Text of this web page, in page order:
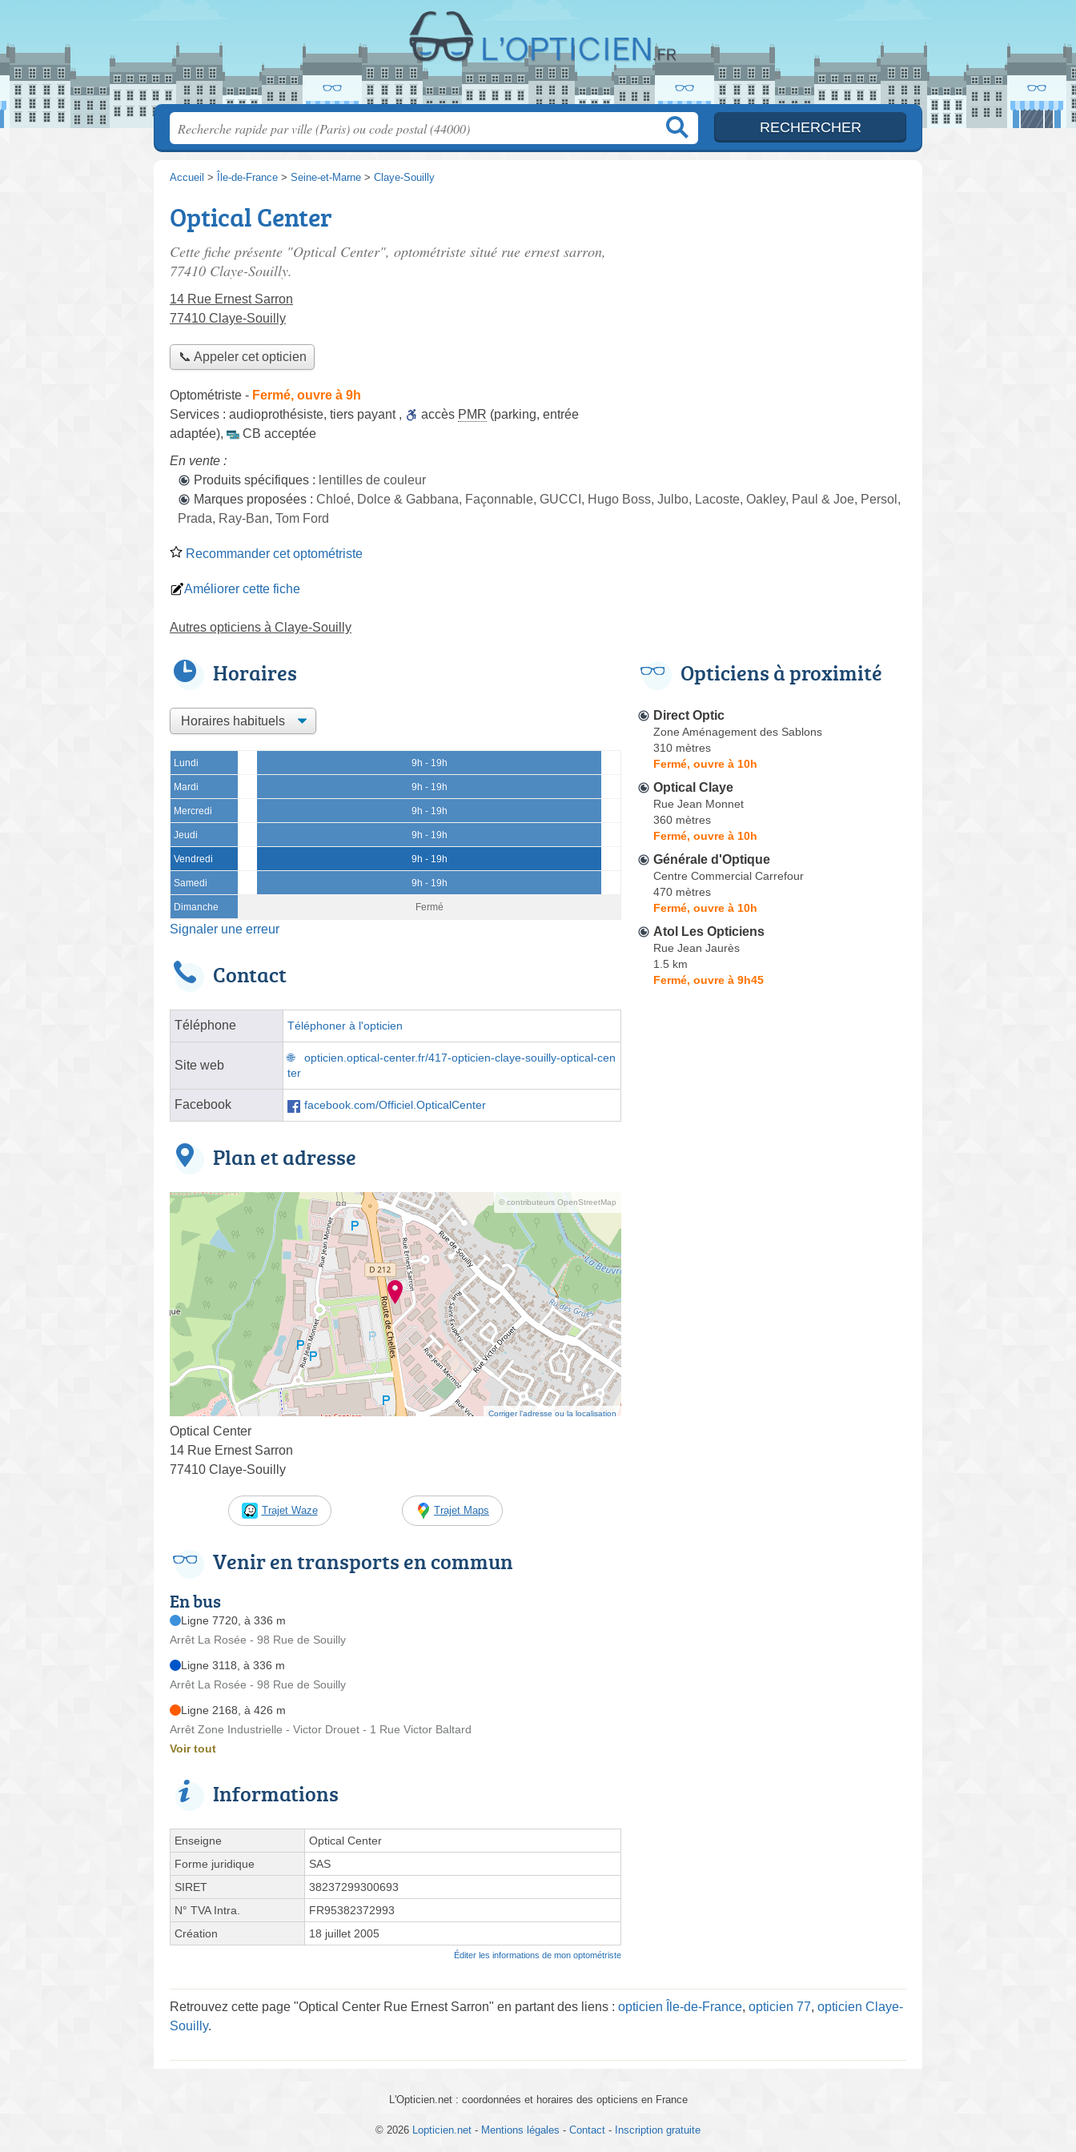
Accueil > Île-de-France > Seine-et-Marne > Claye-Souilly
Optical Center
Cette fiche présente "Optical Center", optométriste situé rue ernest sarron,
77410 Claye-Souilly.
14 Rue Ernest Sarron
77410 Claye-Souilly
📞 Appeler cet opticien
Optométriste - Fermé, ouvre à 9h
Services : audioprothésiste, tiers payant , accès PMR (parking, entrée
adaptée),
CB acceptée
En vente :
Produits spécifiques : lentilles de couleur
Marques proposées : Chloé, Dolce & Gabbana, Façonnable, GUCCI, Hugo Boss, Julbo, Lacoste, Oakley, Paul & Joe, Persol,
Prada, Ray-Ban, Tom Ford
Recommander cet optométriste
Améliorer cette fiche
Autres opticiens à Claye-Souilly
Horaires
Lundi 9h - 19h
Mardi 9h - 19h
Mercredi 9h - 19h
Jeudi 9h - 19h
Vendredi 9h - 19h
Samedi 9h - 19h
Dimanche Fermé
Signaler une erreur
Contact
Téléphone Téléphoner à l'opticien
Site web
opticien.optical-center.fr/417-opticien-claye-souilly-optical-cen
ter
Facebook facebook.com/Officiel.OpticalCenter
Plan et adresse
© contributeurs OpenStreetMap
Corriger l’adresse ou la localisation
Optical Center
14 Rue Ernest Sarron
77410 Claye-Souilly
Trajet Waze Trajet Maps
Venir en transports en commun
En bus
Ligne 7720, à 336 m
Arrêt La Rosée - 98 Rue de Souilly
Ligne 3118, à 336 m
Arrêt La Rosée - 98 Rue de Souilly
Ligne 2168, à 426 m
Arrêt Zone Industrielle - Victor Drouet - 1 Rue Victor Baltard
Voir tout
Informations
Enseigne
Optical Center
Forme juridique
SAS
SIRET
38237299300693
N° TVA Intra.
FR95382372993
Création
18 juillet 2005
Éditer les informations de mon optométriste
Opticiens à proximité
Direct Optic
Zone Aménagement des Sablons
310 mètres
Fermé, ouvre à 10h
Optical Claye
Rue Jean Monnet
360 mètres
Fermé, ouvre à 10h
Générale d'Optique
Centre Commercial Carrefour
470 mètres
Fermé, ouvre à 10h
Atol Les Opticiens
Rue Jean Jaurès
1.5 km
Fermé, ouvre à 9h45
Retrouvez cette page "Optical Center Rue Ernest Sarron" en partant des liens : opticien Île-de-France, opticien 77, opticien Claye-
Souilly.
L'Opticien.net : coordonnées et horaires des opticiens en France
© 2026 Lopticien.net - Mentions légales - Contact - Inscription gratuite